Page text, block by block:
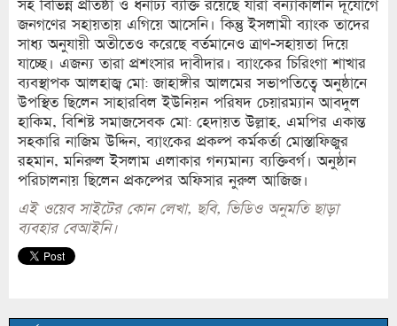
সহ বিভিন্ন প্রতিষ্ঠা ও ধনাঢ্য ব্যক্তি রয়েছে যারা বন্যাকালীন দূর্যোগে
জনগণের সহায়তায় এগিয়ে আসেনি। কিন্তু ইসলামী ব্যাংক তাদের
সাধ্য অনুযায়ী অতীতেও করেছে বর্তমানেও ত্রাণ-সহায়তা দিয়ে
যাচ্ছে। এজন্য তারা প্রশংসার দাবীদার। ব্যাংকের চিরিংগা শাখার
ব্যবস্থাপক আলহাজ্ব মো: জাহাঙ্গীর আলমের সভাপতিত্বে অনুষ্ঠানে
উপস্থিত ছিলেন সাহারবিল ইউনিয়ন পরিষদ চেয়ারম্যান আবদুল
হাকিম, বিশিষ্ট সমাজসেবক মো: হেদায়ত উল্লাহ, এমপির একান্ত
সহকারি নাজিম উদ্দিন, ব্যাংকের প্রকল্প কর্মকর্তা মোস্তাফিজুর
রহমান, মনিরুল ইসলাম এলাকার গন্যমান্য ব্যক্তিবর্গ। অনুষ্ঠান
পরিচালনায় ছিলেন প্রকল্পের অফিসার নুরুল আজিজ।
এই ওয়েব সাইটের কোন লেখা, ছবি, ভিডিও অনুমতি ছাড়া
ব্যবহার বেআইনি।